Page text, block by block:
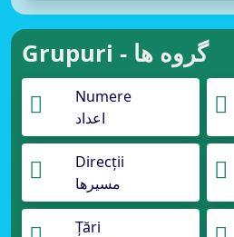
Grupuri - گروه ها
Numere
اعداد
Direcții
مسیرها
Țări